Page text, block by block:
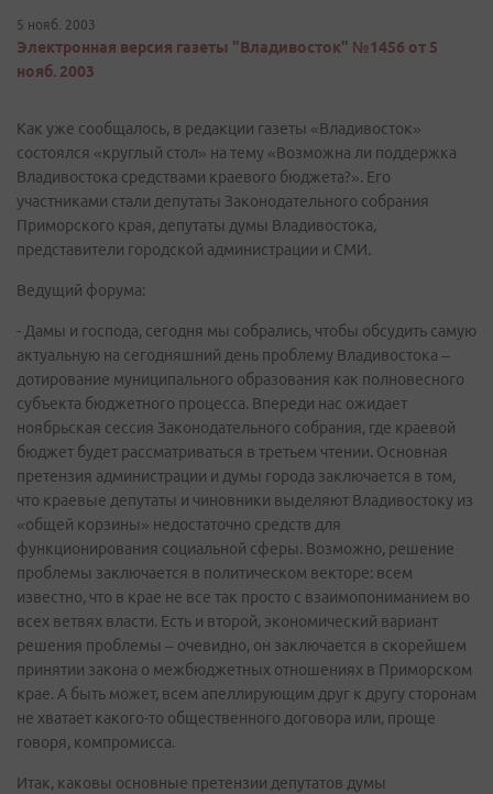
5 нояб. 2003
Электронная версия газеты "Владивосток" №1456 от 5
нояб. 2003
Как уже сообщалось, в редакции газеты «Владивосток»
состоялся «круглый стол» на тему «Возможна ли поддержка
Владивостока средствами краевого бюджета?». Его
участниками стали депутаты Законодательного собрания
Приморского края, депутаты думы Владивостока,
представители городской администрации и СМИ.
Ведущий форума:
- Дамы и господа, сегодня мы собрались, чтобы обсудить самую
актуальную на сегодняшний день проблему Владивостока –
дотирование муниципального образования как полновесного
субъекта бюджетного процесса. Впереди нас ожидает
ноябрьская сессия Законодательного собрания, где краевой
бюджет будет рассматриваться в третьем чтении. Основная
претензия администрации и думы города заключается в том,
что краевые депутаты и чиновники выделяют Владивостоку из
«общей корзины» недостаточно средств для
функционирования социальной сферы. Возможно, решение
проблемы заключается в политическом векторе: всем
известно, что в крае не все так просто с взаимопониманием во
всех ветвях власти. Есть и второй, экономический вариант
решения проблемы – очевидно, он заключается в скорейшем
принятии закона о межбюджетных отношениях в Приморском
крае. А быть может, всем апеллирующим друг к другу сторонам
не хватает какого-то общественного договора или, проще
говоря, компромисса.
Итак, каковы основные претензии депутатов думы